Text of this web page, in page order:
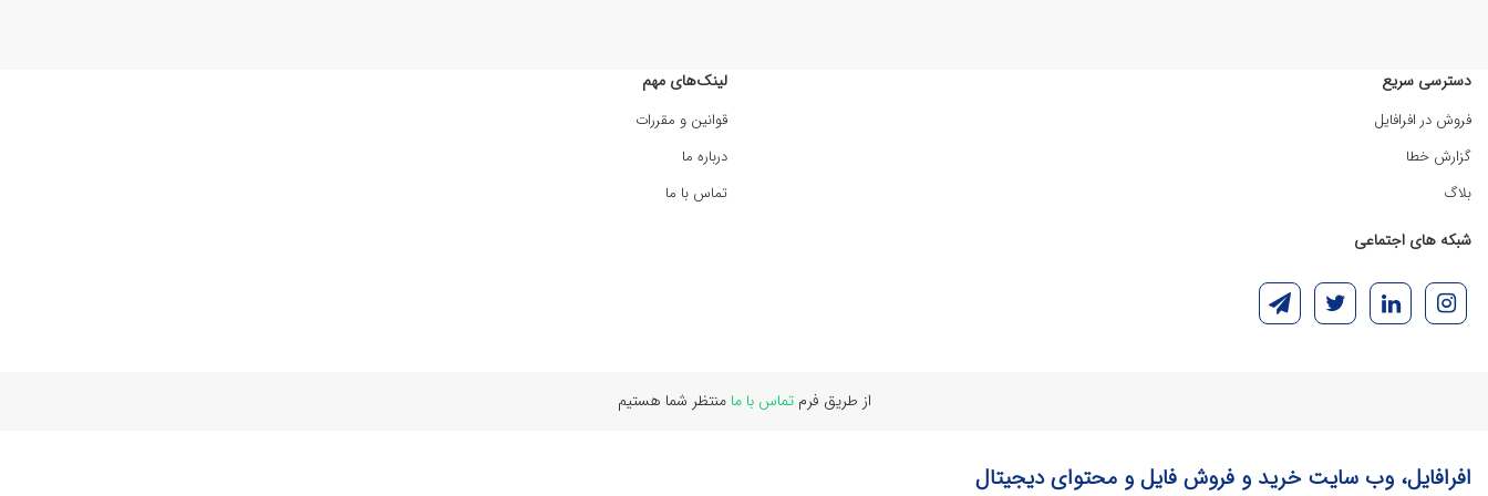
دسترسی سریع
فروش در افرافایل
گزارش خطا
بلاگ
لینک‌های مهم
قوانین و مقررات
درباره ما
تماس با ما
شبکه های اجتماعی
از طریق فرمتماس با ما منتظر شما هستیم
افرافایل، وب سایت خرید و فروش فایل و محتوای دیجیتال